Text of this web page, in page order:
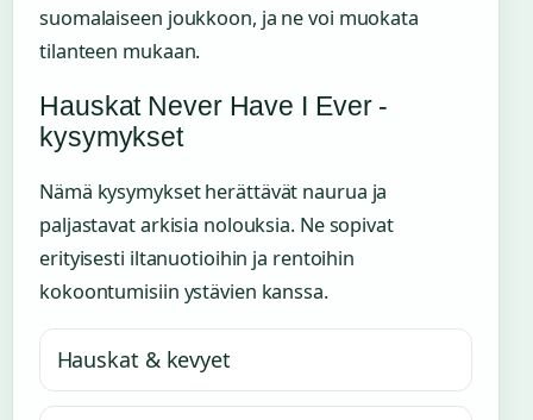
suomalaiseen joukkoon, ja ne voi muokata
tilanteen mukaan.
Hauskat Never Have I Ever -
kysymykset
Nämä kysymykset herättävät naurua ja
paljastavat arkisia nolouksia. Ne sopivat
erityisesti iltanuotioihin ja rentoihin
kokoontumisiin ystävien kanssa.
Hauskat & kevyet